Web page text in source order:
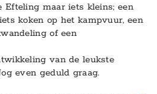
Efteling maar iets kleins; een
koken op het kampvuur, een
of een
van de leukste
even geduld graag.